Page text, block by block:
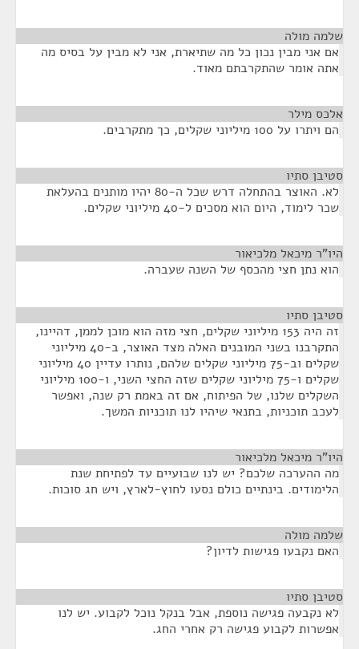
שלמה מולה
אם אני מבין נכון כל מה שתיארת, אני לא מבין על בסיס מה
אתה אומר שהתקרבתם מאוד.
אלכס מילר
הם ויתרו על 100 מיליוני שקלים, כך מתקרבים.
סטיבן סתיו
לא. האוצר בהתחלה דרש שכל ה-80 יהיו מותנים בהעלאת
שכר לימוד, היום הוא מסכים ל-40 מיליוני שקלים.
היו"ר מיכאל מלכיאור
הוא נתן חצי מהכסף של השנה שעברה.
סטיבן סתיו
זה היה 153 מיליוני שקלים, חצי מזה הוא מוכן לממן, דהיינו,
התקרבנו בשני המובנים האלה מצד האוצר, ב-40 מיליוני
שקלים וב-75 מיליוני שקלים שלהם, נותרו עדיין 40 מיליוני
שקלים ו-75 מיליוני שקלים שזה החצי השני, ו-100 מיליוני
השקלים שלנו, של הפיתוח, אם זה באמת רק שנה, ואפשר
לעכב תוכניות, בתנאי שיהיו לנו תוכניות המשך.
היו"ר מיכאל מלכיאור
מה ההערכה שלכם? יש לנו שבועיים עד לפתיחת שנת
הלימודים. בינתיים כולם נסעו לחוץ-לארץ, ויש חג סוכות.
שלמה מולה
האם נקבעו פגישות לדיון?
סטיבן סתיו
לא נקבעה פגישה נוספת, אבל בנקל נוכל לקבוע. יש לנו
אפשרות לקבוע פגישה רק אחרי החג.